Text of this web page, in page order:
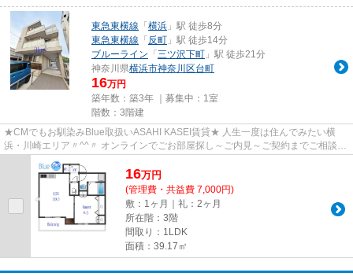
東急東横線 「 横浜 」駅 徒歩8分
東急東横線 「 反町 」駅 徒歩14分
ブルーライン 「 三ツ沢下町 」駅 徒歩21分
神奈川県横浜市神奈川区台町
16万円
築年数：築3年 ｜募集中： 1室
階数：3階建
★CMでもお馴染みBlue取扱いASAHI KASEI賃貸★ 人生一度は住んでみたい横
浜・川崎エリア〃^^〃 オンラインでごお部屋探し～ご内見～ご契約までご相談可
能。 Blueでは初期費用クレジット...
16万円
(管理費・共益費 7,000円)
敷：1ヶ月｜礼：2ヶ月
所在階：3階
間取り：1LDK
面積：39.17㎡